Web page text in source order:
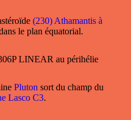
(230) Athamantis à
le plan équatorial.
LINEAR au périhélie
Pluton sort du champ du
Lasco C3.